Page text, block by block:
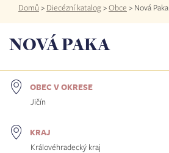
navigace
Domů > Diecézní katalog>Obce > Nová Paka
NOVÁ PAKA
OBEC V OKRESE
Jičín
KRAJ
Královéhradecký kraj